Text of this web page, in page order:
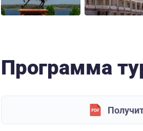
Программа